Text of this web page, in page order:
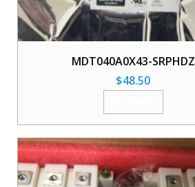
MDT040A0X43-SRPHDZ
$48.50